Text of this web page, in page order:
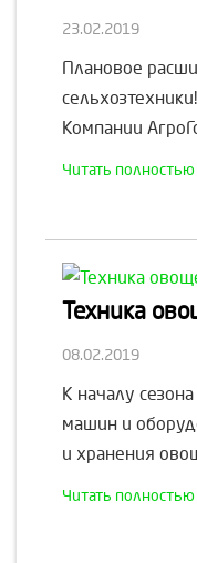
23.02.2019
Плановое
Компании
Читать полностью
Техника
08.02.2019
К началу
машин и
и хранения
Читать полностью